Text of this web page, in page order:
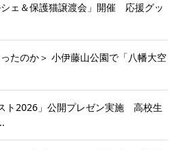
ェ＆保護猫譲渡会」開催 応援グッ
たのか＞ 小伊藤山公園で「八幡大空
ト2026」公開プレゼン実施 高校生